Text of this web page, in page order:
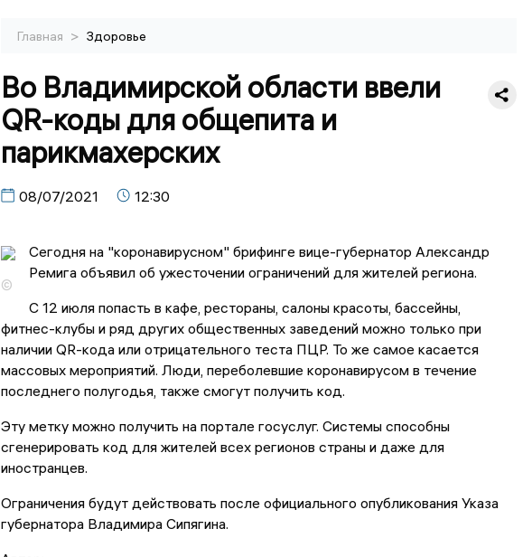
Главная > Здоровье
Во Владимирской области ввели
QR-коды для общепита и
парикмахерских
08/07/2021 12:30
©
Сегодня на "коронавирусном" брифинге вице-губернатор Александр
Ремига объявил об ужесточении ограничений для жителей региона.
С 12 июля попасть в кафе, рестораны, салоны красоты, бассейны,
фитнес-клубы и ряд других общественных заведений можно только при
наличии QR-кода или отрицательного теста ПЦР. То же самое касается
массовых мероприятий. Люди, переболевшие коронавирусом в течение
последнего полугодья, также смогут получить код.
Эту метку можно получить на портале госуслуг. Системы способны
сгенерировать код для жителей всех регионов страны и даже для
иностранцев.
Ограничения будут действовать после официального опубликования Указа
губернатора Владимира Сипягина.